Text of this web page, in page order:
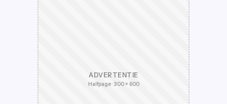
ADVERTENTIE
Halfpage · 300 × 600